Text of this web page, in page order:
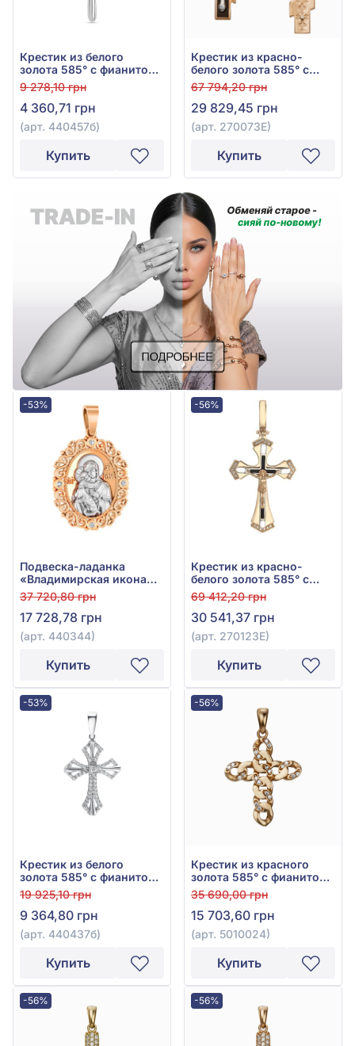
Крестик из белого
золота 585° с фианитом,
арт. 440457б
9 278,10 грн
4 360,71 грн
(арт. 440457б)
Купить
Крестик из красно-
белого золота 585° с
чёрным фианитом (куб.
цирконий) и эмалью,
арт. 270073Е
67 794,20 грн
29 829,45 грн
(арт. 270073Е)
Купить
-53%
Подвеска-ладанка
«Владимирская икона
Божией Матери» из
красно-белого золота
585° с фианитом, арт.
440344
37 720,80 грн
17 728,78 грн
(арт. 440344)
Купить
-56%
Крестик из красно-
белого золота 585° с
чёрным фианитом (куб.
цирконий) и эмалью,
арт. 270123Е
69 412,20 грн
30 541,37 грн
(арт. 270123Е)
Купить
-53%
Крестик из белого
золота 585° с фианитом,
арт. 440437б
19 925,10 грн
9 364,80 грн
(арт. 440437б)
Купить
-56%
Крестик из красного
золота 585° с фианитом,
арт. 5010024
35 690,00 грн
15 703,60 грн
(арт. 5010024)
Купить
-56% -56%